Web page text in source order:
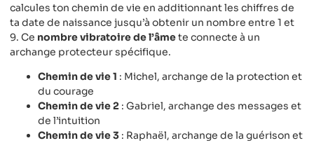
calcules ton chemin de vie en additionnant les chiffres de
ta date de naissance jusqu’à obtenir un nombre entre 1 et
9. Ce nombre vibratoire de l’âmete connecte à un
archange protecteur spécifique.
Chemin de vie 1 : Michel, archange de la protection et
du courage
Chemin de vie 2 : Gabriel, archange des messages et
de l’intuition
Chemin de vie 3 : Raphaël, archange de la guérison et